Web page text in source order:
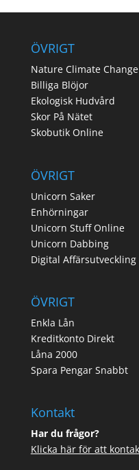
ÖVRIGT
Nature Climate Change
Billiga Blöjor
Ekologisk Hudvård
Skor På Nätet
Skobutik Online
ÖVRIGT
Unicorn Saker
Enhörningar
Unicorn Stuff Online
Unicorn Dabbing
Digital Affärsutveckling
ÖVRIGT
Enkla Lån
Kreditkonto Direkt
Låna 2000
Spara Pengar Snabbt
Kontakt
Har du frågor?
Klicka här för att